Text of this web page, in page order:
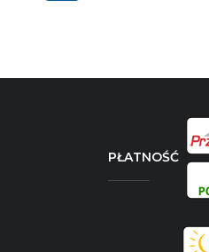
PŁATNOŚĆ